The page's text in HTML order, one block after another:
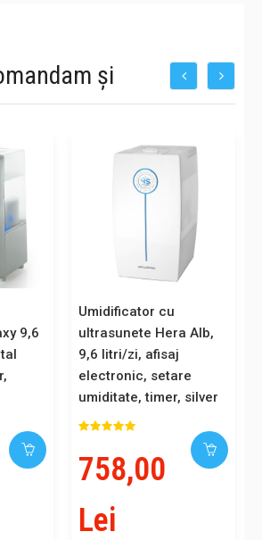
și
9,6
Umidificator cu
ultrasunete Hera Alb,
9,6 litri/zi, afisaj
electronic, setare
umiditate, timer, silver
cube, abur cald/rece,
758,00
Lei